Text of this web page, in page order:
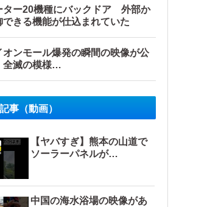
ター20機種にバックドア 外部か
できる機能が仕込まれていた
オンモール爆発の瞬間の映像が公
全滅の模様…
事（動画）
【ヤバすぎ】熊本の山道で
ソーラーパネルが…
中国の海水浴場の映像があ